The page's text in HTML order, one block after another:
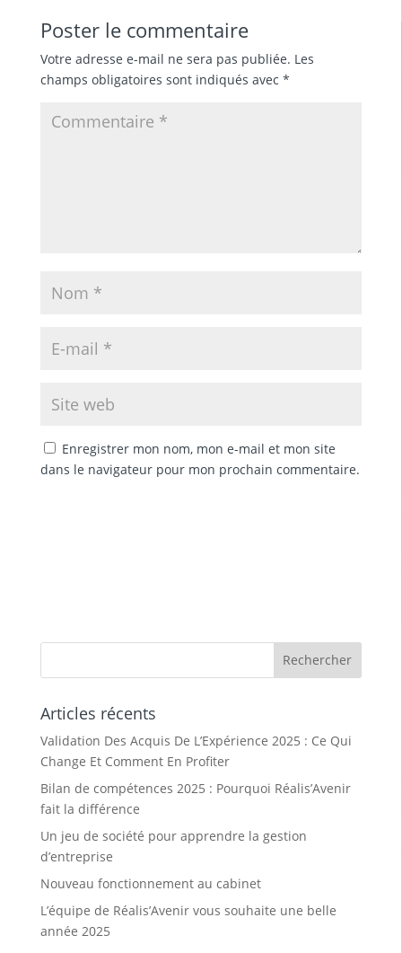
Poster le commentaire
Votre adresse e-mail ne sera pas publiée. Les
champs obligatoires sont indiqués avec *
Enregistrer mon nom, mon e-mail et mon site
dans le navigateur pour mon prochain commentaire.
Articles récents
Validation Des Acquis De L’Expérience 2025 : Ce Qui
Change Et Comment En Profiter
Bilan de compétences 2025 : Pourquoi Réalis’Avenir
fait la différence
Un jeu de société pour apprendre la gestion
d’entreprise
Nouveau fonctionnement au cabinet
L’équipe de Réalis’Avenir vous souhaite une belle
année 2025